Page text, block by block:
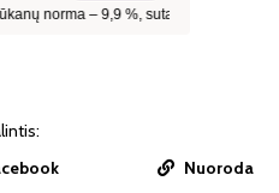
Nuoroda